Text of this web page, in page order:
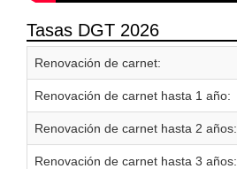
Tasas DGT 2026
Renovación de carnet:
Renovación de carnet hasta 1 año:
Renovación de carnet hasta 2 años:
Renovación de carnet hasta 3 años: